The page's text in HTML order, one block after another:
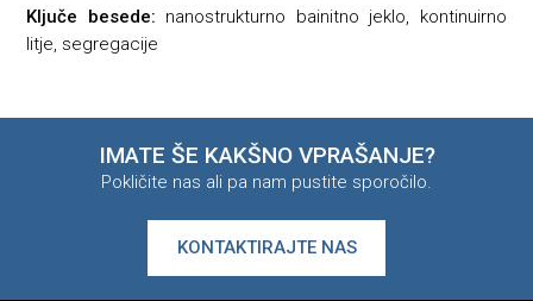
Ključe besede: nanostrukturno bainitno jeklo, kontinuirno
litje, segregacije
IMATE ŠE KAKŠNO VPRAŠANJE?
Pokličite nas ali pa nam pustite sporočilo.
KONTAKTIRAJTE NAS